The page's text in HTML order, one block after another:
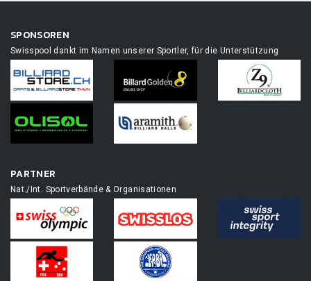
SPONSOREN
Swisspool dankt im Namen unserer Sportler, für die Unterstützung
PARTNER
Nat./Int. Sportverbände & Organisationen